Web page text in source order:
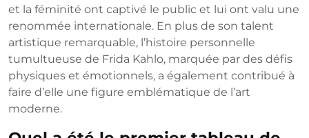
et la féminité ont captivé le public et lui ont valu une
renommée internationale. En plus de son talent
artistique remarquable, l’histoire personnelle
tumultueuse de Frida Kahlo, marquée par des défis
physiques et émotionnels, a également contribué à
faire d’elle une figure emblématique de l’art
moderne.